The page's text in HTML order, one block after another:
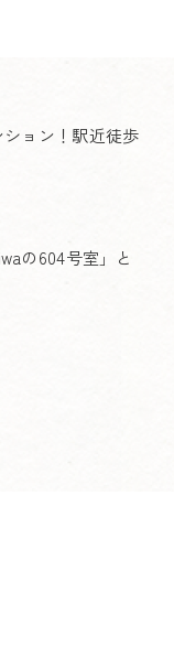
ョン！駅近徒歩
の604号室」と